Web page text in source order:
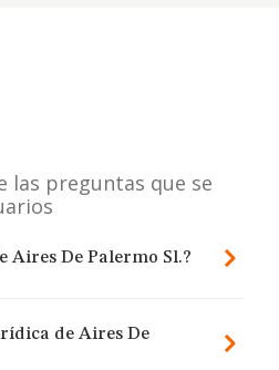
las preguntas que se
Aires De Palermo Sl.?
de Aires De